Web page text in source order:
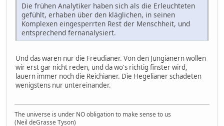
Die frühen Analytiker haben sich als die Erleuchteten
gefühlt, erhaben über den kläglichen, in seinen
Komplexen eingesperrten Rest der Menschheit, und
entsprechend fernanalysiert.
Und das waren nur die Freudianer. Von den Jungianern wollen
wir erst gar nicht reden, und da wo's richtig finster wird,
lauern immer noch die Reichianer. Die Hegelianer schadeten
wenigstens nur untereinander.
The universe is under NO obligation to make sense to us
(Neil deGrasse Tyson)